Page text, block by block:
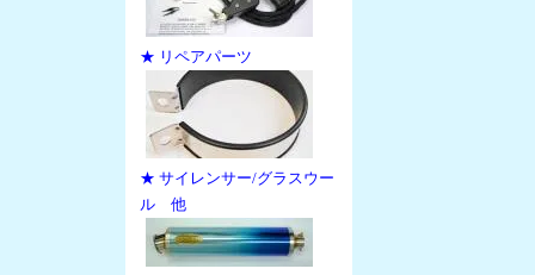
★ リペアパーツ
★ サイレンサー/グラスウー
ル 他